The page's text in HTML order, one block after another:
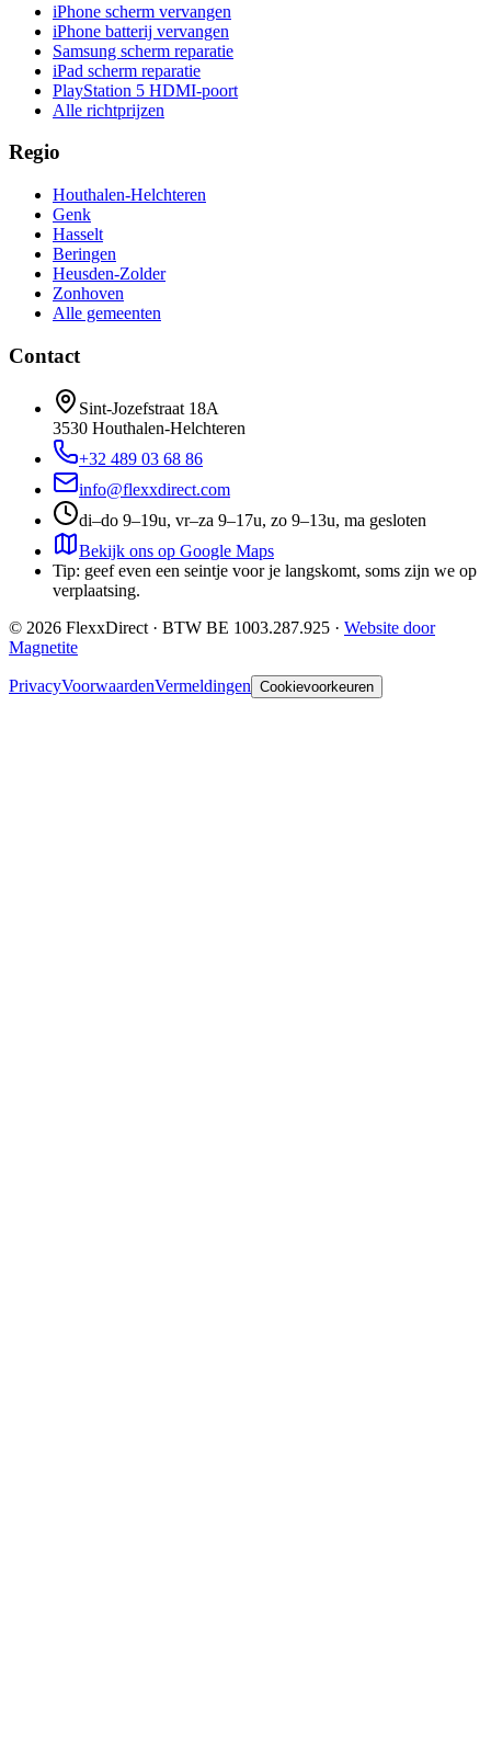
iPhone scherm vervangen
iPhone batterij vervangen
Samsung scherm reparatie
iPad scherm reparatie
PlayStation 5 HDMI-poort
Alle richtprijzen
Regio
Houthalen-Helchteren
Genk
Hasselt
Beringen
Heusden-Zolder
Zonhoven
Alle gemeenten
Contact
Sint-Jozefstraat 18A
3530 Houthalen-Helchteren
+32 489 03 68 86
info@flexxdirect.com
di–do 9–19u, vr–za 9–17u, zo 9–13u, ma gesloten
Bekijk ons op Google Maps
Tip: geef even een seintje voor je langskomt, soms zijn we op
verplaatsing.
© 2026 FlexxDirect · BTW BE 1003.287.925 · Website door
Magnetite
PrivacyVoorwaardenVermeldingen Cookievoorkeuren